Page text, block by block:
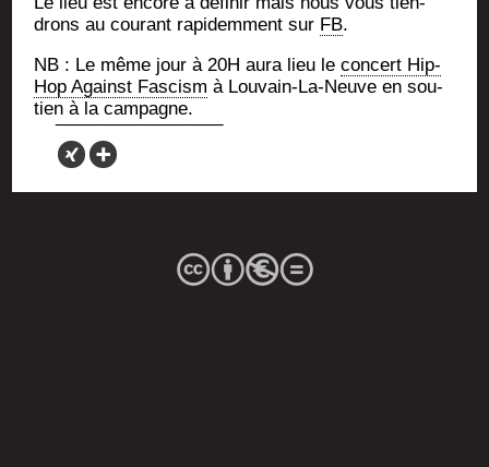
drons au cou­rant rapi­dem­ment sur FB.
NB : Le même jour à 20H aura lieu leconcert Hip-
Hop Against Fas­cism à Lou­vain-La-Neuve en sou­
tien à la campagne.